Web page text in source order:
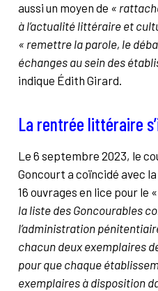
aussi un moyen de «
à l’actualité littéraire et
« remettre la parole, le
échanges au sein des
indique Édith Girard.
La rentrée littéraire
Le 6 septembre 2023, le
Goncourt a coïncidé avec
16 ouvrages en lice pour le
la liste des Goncourables
l’administration
chacun deux exemplaires
pour que chaque
exemplaires à disposition